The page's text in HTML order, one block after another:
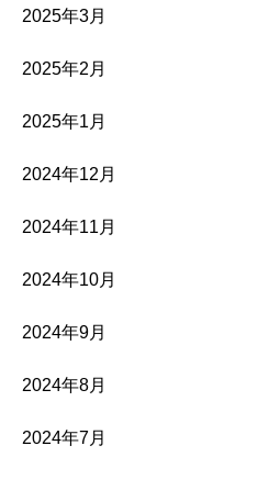
2025年3月
2025年2月
2025年1月
2024年12月
2024年11月
2024年10月
2024年9月
2024年8月
2024年7月